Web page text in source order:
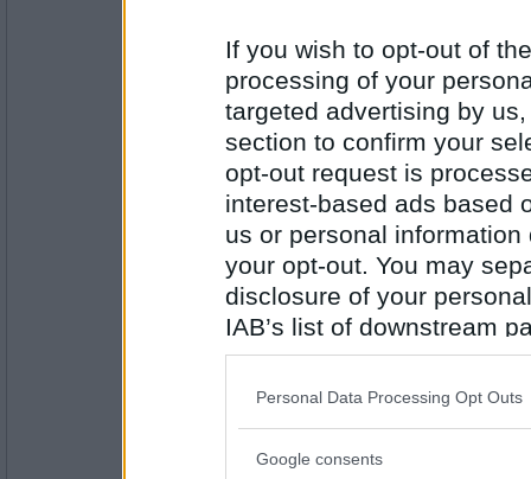
If you wish to opt-out of
processing of your
targeted advertising by
section to confirm your
opt-out request is
interest-based ads based
us or personal
your opt-out. You may
disclosure of your
IAB’s list of downstream
also be disclosed by us
Downstream Participants
Please note that this
Personal Data Processing Opt Outs
Google consents
Antal inlägg:
3423
Antal inlägg:
4646
Antal inlägg: